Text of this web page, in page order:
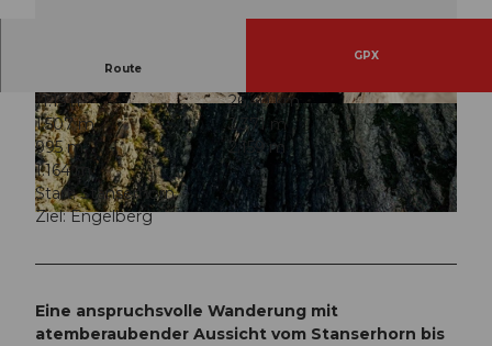
© Switzerland Tourism / Silvano Zeiter, Luzern Tourismus |
© Switzerland Tourism / Silvano Zeiter, Engelbe
rg-Titlis Tourismus
© Switzerland Tourism / Silvano Zeiter, Engelbe
rg-Titlis Tourismus
Route
GPX
11:15 h
26,40 km
1.507 m
2.371 m
995 m
2.159 m
1.164 m
Start: Stanserhorn
Ziel: Engelberg
Eine anspruchsvolle Wanderung mit
atemberaubender Aussicht vom Stanserhorn bis